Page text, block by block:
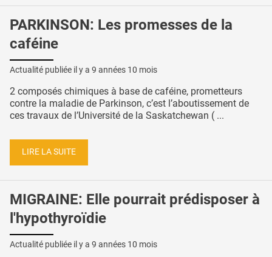
PARKINSON: Les promesses de la
caféine
Actualité publiée il y a 9 années 10 mois
2 composés chimiques à base de caféine, prometteurs
contre la maladie de Parkinson, c’est l’aboutissement de
ces travaux de l’Université de la Saskatchewan ( ...
LIRE LA SUITE
MIGRAINE: Elle pourrait prédisposer à
l'hypothyroïdie
Actualité publiée il y a 9 années 10 mois